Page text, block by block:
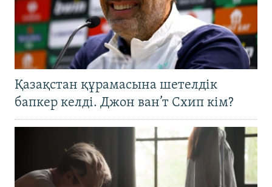
Қазақстан құрамасына шетелдік
бапкер келді. Джон ван’т Схип кім?